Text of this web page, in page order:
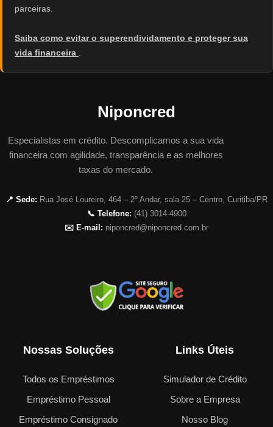
parceiras.
Saiba como evitar o superendividamento e proteger sua
vida financeira .
Niponcred
Especialistas em crédito. Descomplicamos a sua vida
financeira com agilidade, transparência e as melhores
taxas do mercado.
📍 Sede: Rua José Loureiro, 464 – 2º Andar, sala 25 – Centro, Curitiba/PR
📞 Telefone: (41) 3014-4900
✉️ E-mail: niponcred@niponcred.com.br
Nossas Soluções
Todos os Empréstimos
Empréstimo Pessoal
Empréstimo Consignado
Links Úteis
Simulador de Crédito
Sobre a Empresa
Nosso Blog